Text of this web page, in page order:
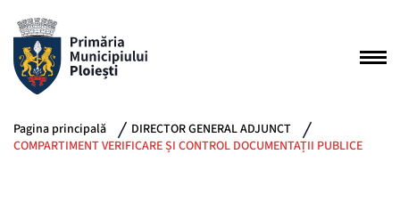
Pagina principală
DIRECTOR GENERAL ADJUNCT
COMPARTIMENT VERIFICARE ȘI CONTROL DOCUMENTAȚII PUBLICE